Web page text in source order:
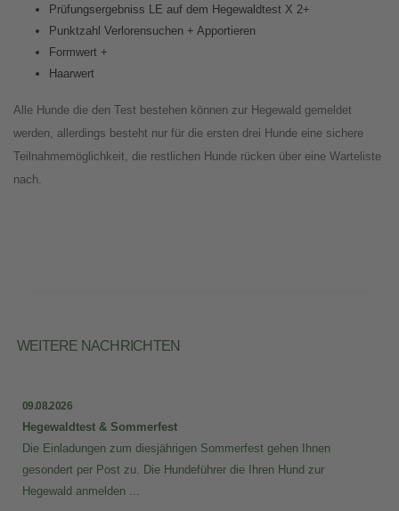
Prüfungsergebniss LE auf dem Hegewaldtest X 2+
Punktzahl Verlorensuchen + Apportieren
Formwert +
Haarwert
Alle Hunde die den Test bestehen können zur Hegewald gemeldet
werden, allerdings besteht nur für die ersten drei Hunde eine sichere
Teilnahmemöglichkeit, die restlichen Hunde rücken über eine Warteliste
nach.
WEITERE NACHRICHTEN
09.08.2026
Hegewaldtest & Sommerfest
Die Einladungen zum diesjährigen Sommerfest gehen Ihnen
gesondert per Post zu. Die Hundeführer die Ihren Hund zur
Hegewald anmelden ...